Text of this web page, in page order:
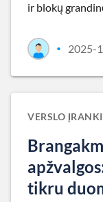
ir blokų
• 2025-
VERSLO
tikru